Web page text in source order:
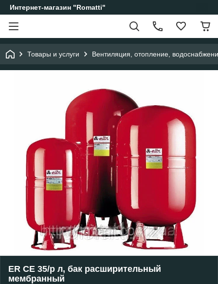
Интернет-магазин "Romatti"
Товары и услуги Вентиляция, отопление,
ER CE 35/p л, бак расширительный
мембранный